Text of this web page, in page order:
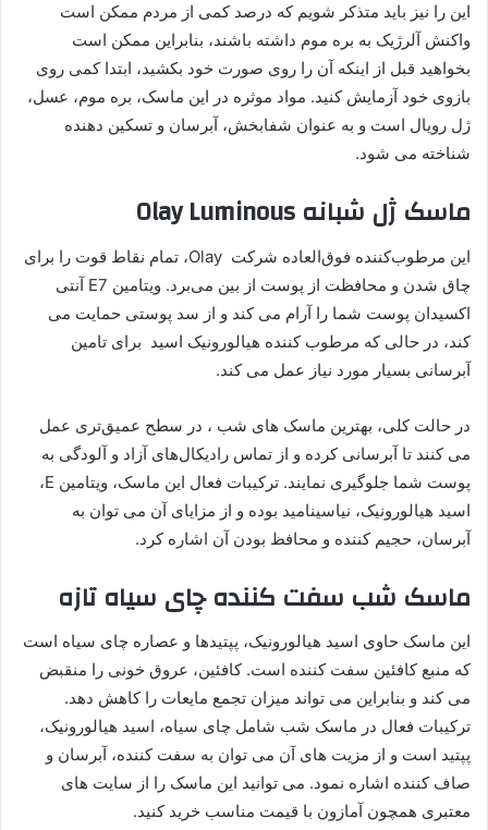
این را نیز باید متذکر شویم که درصد کمی از مردم ممکن است
واکنش آلرژیک به بره موم داشته باشند، بنابراین ممکن است
بخواهید قبل از اینکه آن را روی صورت خود بکشید، ابتدا کمی روی
بازوی خود آزمایش کنید. مواد موثره در این ماسک، بره موم، عسل،
ژل رویال است و به عنوان شفابخش، آبرسان و تسکین دهنده
شناخته می شود.
ماسک ژل شبانه Olay Luminous
این مرطوب‌کننده فوق‌العاده شرکت Olay، تمام نقاط قوت را برای
چاق شدن و محافظت از پوست از بین می‌برد. ویتامین E7 آنتی
اکسیدان پوست شما را آرام می کند و از سد پوستی حمایت می
کند، در حالی که مرطوب کننده هیالورونیک اسید برای تامین
آبرسانی بسیار مورد نیاز عمل می کند.
در حالت کلی، بهترین ماسک های شب ، در سطح عمیق‌تری عمل
می‌ کنند تا آبرسانی کرده و از تماس رادیکال‌های آزاد و آلودگی به
پوست شما جلوگیری نمایند. ترکیبات فعال این ماسک، ویتامین E،
اسید هیالورونیک، نیاسینامید بوده و از مزایای آن می توان به
آبرسان، حجیم کننده و محافظ بودن آن اشاره کرد.
ماسک شب سفت کننده چای سیاه تازه
این ماسک حاوی اسید هیالورونیک، پپتیدها و عصاره چای سیاه است
که منبع کافئین سفت کننده است. کافئین، عروق خونی را منقبض
می کند و بنابراین می تواند میزان تجمع مایعات را کاهش دهد.
ترکیبات فعال در ماسک شب شامل چای سیاه، اسید هیالورونیک،
پپتید است و از مزیت های آن می توان به سفت کننده، آبرسان و
صاف کننده اشاره نمود. می توانید این ماسک را از سایت های
معتبری همچون آمازون با قیمت مناسب خرید کنید.